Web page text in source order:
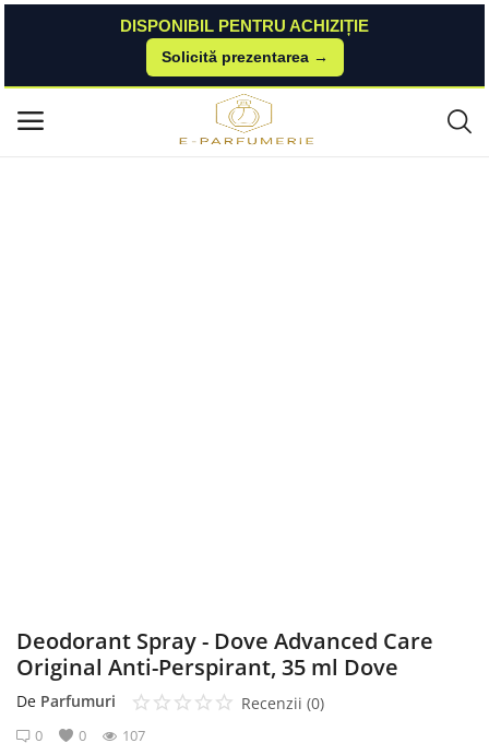
DISPONIBIL PENTRU ACHIZIȚIE
Solicită prezentarea →
Meniu principal
Parfumuri Pentru Femei
Deodorant Spray - Dove Advanced Care Original Anti-Perspirant, 35 ml D
Deodorant Spray - Dove Advanced Care
Original Anti-Perspirant, 35 ml Dove
De Parfumuri Recenzii (0)
0 0 107